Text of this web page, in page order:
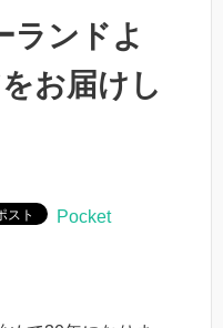
ランドよ
お届けし
Pocket